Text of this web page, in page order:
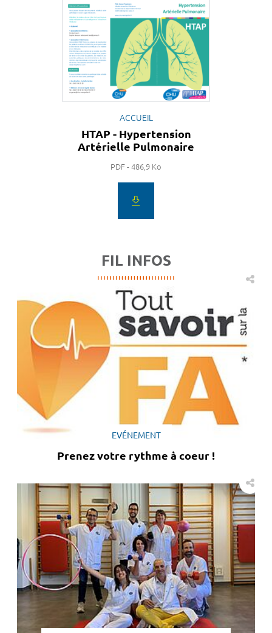
ACCUEIL
HTAP - Hypertension
Artérielle Pulmonaire
PDF - 486,9 Ko
FIL INFOS
EVÉNEMENT
Prenez votre rythme à coeur !